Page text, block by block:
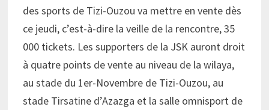
des sports de Tizi-Ouzou va mettre en vente dès
ce jeudi, c’est-à-dire la veille de la rencontre, 35
000 tickets. Les supporters de la JSK auront droit
à quatre points de vente au niveau de la wilaya,
au stade du 1er-Novembre de Tizi-Ouzou, au
stade Tirsatine d’Azazga et la salle omnisport de